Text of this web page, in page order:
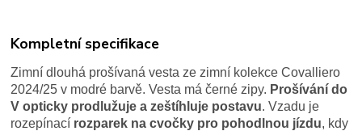
Kompletní specifikace
Zimní dlouhá prošívaná vesta ze zimní kolekce Covalliero
2024/25 v modré barvě. Vesta má černé zipy. Prošívání do
V opticky prodlužuje a zeštíhluje postavu. Vzadu je
rozepínací rozparek na cvočky pro pohodlnou jízdu, kdy